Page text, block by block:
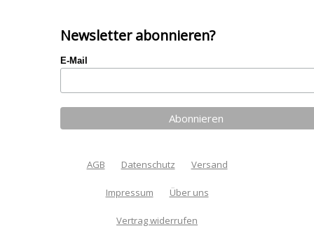
Newsletter abonnieren?
E-Mail
AGB Datenschutz Versand
Impressum Über uns
Vertrag widerrufen